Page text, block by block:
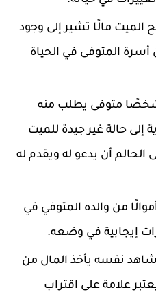
مالًا تشير إلى وجود
أسرة المتوفى في الحياة
متوفى يطلب منه
إلى حالة غير جيدة للميت
الحالم أن يدعو له ويقدم له
من والده المتوفي في
إيجابية في وضعه.
نفسه يأخذ المال من
علامة على اقتراب